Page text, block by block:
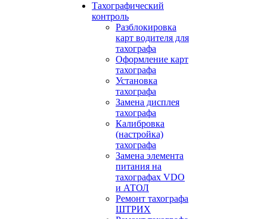
Тахографический
контроль
Разблокировка
карт водителя для
тахографа
Оформление карт
тахографа
Установка
тахографа
Замена дисплея
тахографа
Калибровка
(настройка)
тахографа
Замена элемента
питания на
тахографах VDO
и АТОЛ
Ремонт тахографа
ШТРИХ